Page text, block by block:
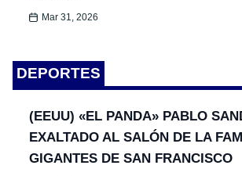
Mar 31, 2026
DEPORTES
(EEUU) «EL PANDA» PABLO
EXALTADO AL SALÓN DE LA
GIGANTES DE SAN FRANCISCO